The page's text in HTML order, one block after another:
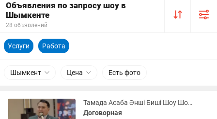
Объявления по запросу шоу в
Шымкенте
28 объявлений
Услуги Работа
Шымкент Цена Есть фото
Тамада Асаба Әнші Биші Шоу Шоумен Ойындар
Договорная